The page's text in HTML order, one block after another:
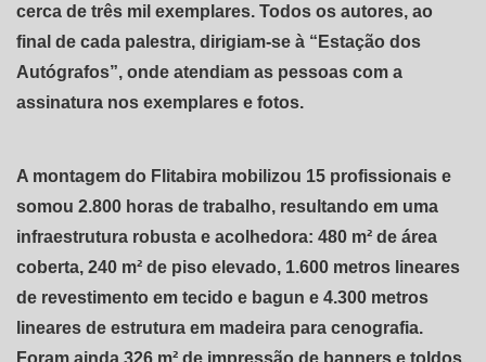
cerca de três mil exemplares. Todos os autores, ao
final de cada palestra, dirigiam-se à “Estação dos
Autógrafos”, onde atendiam as pessoas com a
assinatura nos exemplares e fotos.
A montagem do Flitabira mobilizou 15 profissionais e
somou 2.800 horas de trabalho, resultando em uma
infraestrutura robusta e acolhedora: 480 m² de área
coberta, 240 m² de piso elevado, 1.600 metros lineares
de revestimento em tecido e bagun e 4.300 metros
lineares de estrutura em madeira para cenografia.
Foram ainda 326 m² de impressão de banners e toldos,